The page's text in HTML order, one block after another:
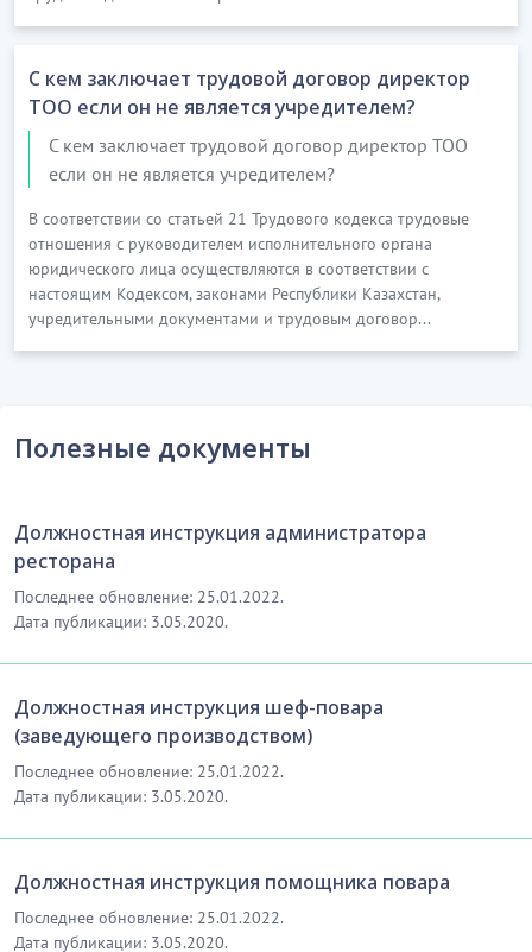
взаимоотношениях с работниками и третьими
должностных обязанностей;
…………………………
[Скрытый текст. Полная версия доступна после
скачивания]
6. ОТВЕТСТВЕННОСТЬ
14. Работник несет персональную ответственность
за допущенные им нарушения трудовых
…………………………
скачивания]
18. Настоящая должностная инструкция вступает в
силу со дня ее утверждения и действует до момента
…………………………
[Скрытый текст. Полная версия доступна после
скачивания]
…………………………
[Скрытый текст. Полная версия доступна после
С кем заключает трудовой договор директор
ТОО если он не является учредителем?
С кем заключает трудовой договор директор ТОО
если он не является учредителем?
В соответствии со статьей 21 Трудового кодекса трудовые
отношения с руководителем исполнительного органа
юридического лица осуществляются в соответствии с
настоящим Кодексом, законами Республики Казахстан,
учредительными документами и трудовым договор...
Полезные документы
Должностная инструкция администратора
ресторана
Последнее обновление: 25.01.2022.
Дата публикации: 3.05.2020.
Должностная инструкция шеф-повара
(заведующего производством)
Последнее обновление: 25.01.2022.
Дата публикации: 3.05.2020.
Должностная инструкция помощника повара
Последнее обновление: 25.01.2022.
Дата публикации: 3.05.2020.